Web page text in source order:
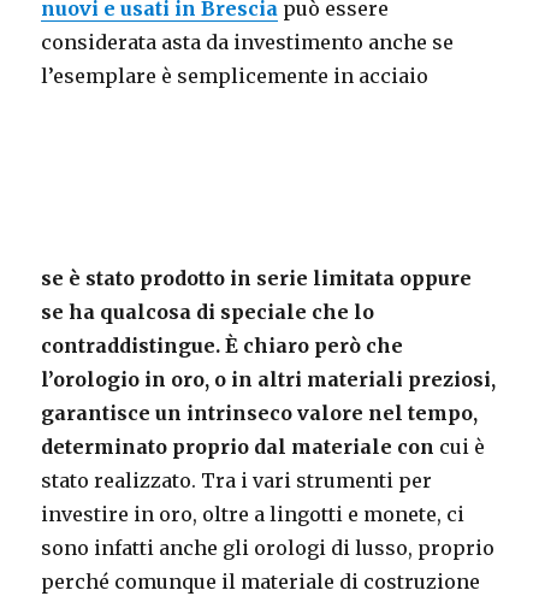
nuovi e usati in Brescia può essere
considerata asta da investimento anche se
l’esemplare è semplicemente in acciaio
se è stato prodotto in serie limitata oppure
se ha qualcosa di speciale che lo
contraddistingue. È chiaro però che
l’orologio in oro, o in altri materiali preziosi,
garantisce un intrinseco valore nel tempo,
determinato proprio dal materiale con cui è
stato realizzato. Tra i vari strumenti per
investire in oro, oltre a lingotti e monete, ci
sono infatti anche gli orologi di lusso, proprio
perché comunque il materiale di costruzione